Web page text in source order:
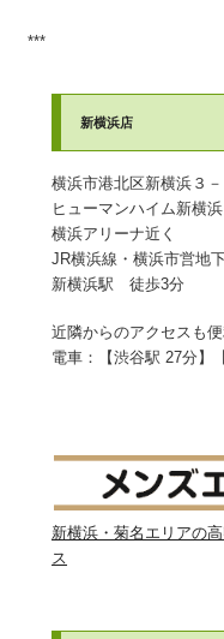
ン
***
新横浜店
横浜市港北区新横浜３
ヒューマンハイム新横浜
​横浜アリーナ近く
JR横浜線・横浜市営地
​新横浜駅 徒歩3分​
近隣からのアクセスも便
電車：【渋谷駅 27分】
新横浜・菊名エリアの
ス